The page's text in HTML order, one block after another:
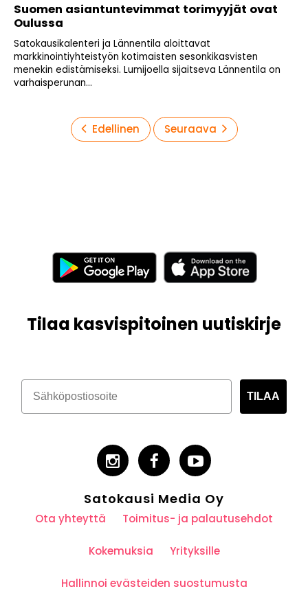
Suomen asiantuntevimmat torimyyjät ovat
Oulussa
Satokausikalenteri ja Lännentila aloittavat
markkinointiyhteistyön kotimaisten sesonkikasvisten
menekin edistämiseksi. Lumijoella sijaitseva Lännentila on
varhaisperunan...
ArtikkelienEdellinen Seuraava
Tilaa kasvispitoinen uutiskirje
TILAA
Satokausi Media Oy
Ota yhteyttä Toimitus- ja palautusehdot
Kokemuksia Yrityksille
Hallinnoi evästeiden suostumusta